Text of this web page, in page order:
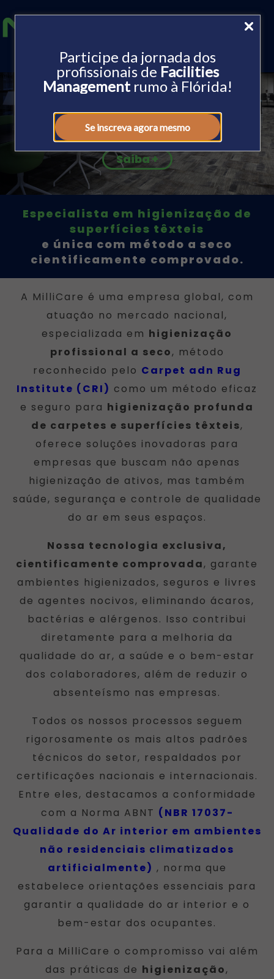
Participe da jornada dos
profissionais de Facilities
Managementrumo à Flórida!
Se inscreva agora mesmo
Sua aliada
em higienização
de carpetes e
superfícies têxteis.
Saiba +
Especialista em higienização de
superfícies têxteis
e única com método a seco
cientificamente comprovado.
A MilliCare é uma empresa global, com
atuação no mercado nacional,
especializada em higienização
profissional a seco, método
reconhecido pelo Carpet adn Rug
Institute (CRI) como um método eficaz
e seguro para higienização profunda
de carpetes e superfícies têxteis,
oferece soluções inovadoras para
empresas que buscam não apenas
higienização de ativos, mas também
saúde, segurança e controle de qualidade
do ar em seus espaços.
Nossa tecnologia exclusiva,
cientificamente comprovada, garante
ambientes higienizados, seguros e livres
de agentes nocivos, eliminando ácaros,
bactérias e alérgenos. Isso contribui
diretamente para a melhoria da
qualidade do ar, a saúde e o bem-estar
dos colaboradores, além de reduzir o
absenteísmo nas empresas.
Todos os nossos processos seguem
rigorosamente os mais altos padrões
técnicos do setor, respaldados por
certificações nacionais e internacionais.
Entre eles, destacamos a conformidade
com a Norma ABNT (NBR 17037-
Qualidade do Ar interior em ambientes
não residenciais climatizados
artificialmente) , norma que
estabelece orientações essenciais para
garantir a qualidade do ar interior e o
bem-estar dos ocupantes.
Para a MilliCare o compromisso vai além
das práticas de higienização,